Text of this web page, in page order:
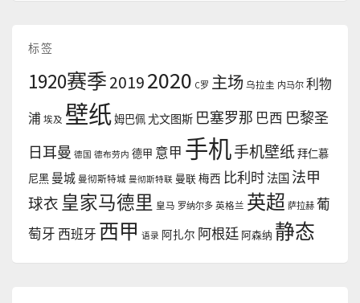
标签
1920赛季20192020 C罗 主场 乌拉圭 内马尔 利物
浦 埃及 壁纸姆巴佩尤文图斯 巴塞罗那 巴西 巴黎圣
日耳曼 德国 德布劳内 德甲 意甲 手机手机壁纸拜仁慕
尼黑 曼城 曼彻斯特城 曼彻斯特联 曼联梅西 比利时法国 法甲
球衣 皇家马德里 皇马 罗纳尔多 英格兰 英超 萨拉赫 葡
萄牙 西班牙 西甲 语录 阿扎尔 阿根廷 阿森纳 静态